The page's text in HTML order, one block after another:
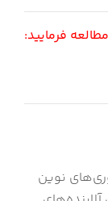
فرمایید:
نوین